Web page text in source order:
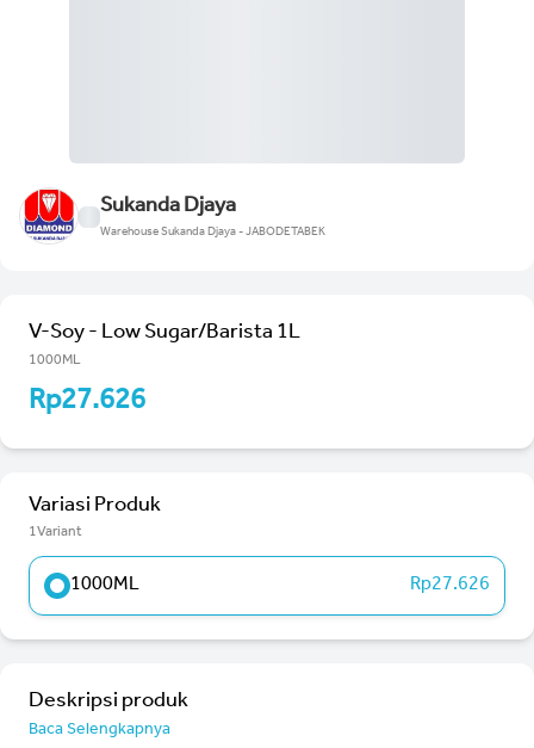
Sukanda Djaya
Warehouse Sukanda Djaya - JABODETABEK
V-Soy - Low Sugar/Barista 1L
1000ML
Rp27.626
Variasi Produk
1Variant
1000ML Rp27.626
Deskripsi produk
Baca Selengkapnya